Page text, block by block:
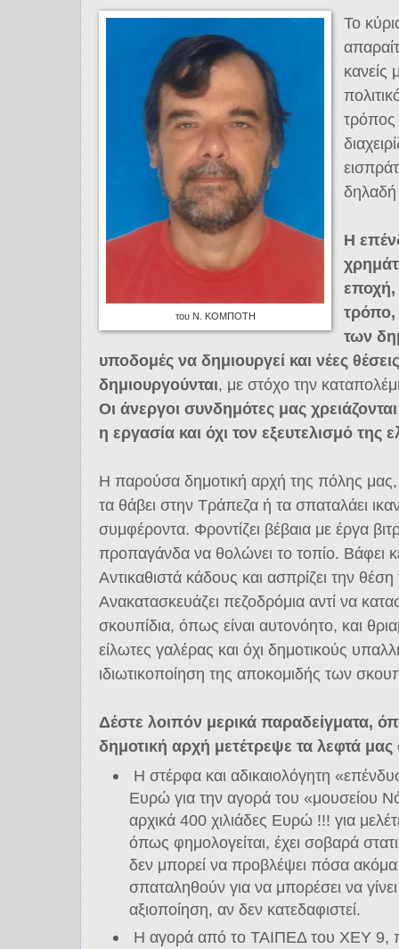
του Ν. ΚΟΜΠΟΤΗ
Το
κανείς
τρόπος
δηλαδή
Η
εποχή,
τρόπο,
των
υποδομές να δημιουργεί και νέες
δημιουργούνται, με στόχο την
Οι άνεργοι συνδημότες μας
η εργασία και όχι τον εξευτελισμό της
Η παρούσα δημοτική αρχή της πόλης
τα θάβει στην Τράπεζα ή τα σπαταλάει
συμφέροντα. Φροντίζει βέβαια με έργα
προπαγάνδα να θολώνει το τοπίο. Βάφει
Αντικαθιστά κάδους και ασπρίζει την
Ανακατασκευάζει πεζοδρόμια αντί να
σκουπίδια, όπως είναι αυτονόητο, και
είλωτες γαλέρας και όχι δημοτικούς
ιδιωτικοποίηση της αποκομιδής των
Δέστε λοιπόν μερικά παραδείγματα,
δημοτική αρχή μετέτρεψε τα λεφτά
Η στέρφα και αδικαιολόγητη
Ευρώ για την αγορά του «μουσείου
αρχικά 400 χιλιάδες Ευρώ !!! για
όπως φημολογείται, έχει σοβαρά
δεν μπορεί να προβλέψει πόσα
σπαταληθούν για να μπορέσει να
αξιοποίηση, αν δεν κατεδαφιστεί.
Η αγορά από το ΤΑΙΠΕΔ του ΧΕΥ 9,